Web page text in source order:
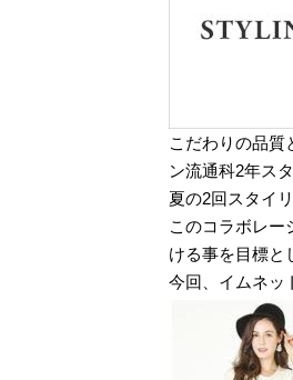
こだわりの品質
ン流通科2年ス
夏の2回スタイ
このコラボレー
ける事を目標と
今回、イムネッ